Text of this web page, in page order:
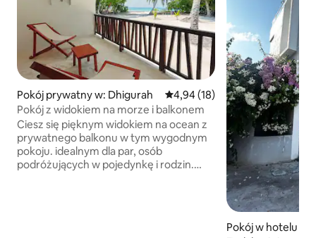
Pokój prywatny w: Dhigurah Średnia ocena: 4,94 na 5,
4,94 (18)
Pokój z widokiem na morze i balkonem
Ciesz się pięknym widokiem na ocean z
prywatnego balkonu w tym wygodnym
pokoju. idealnym dla par, osób
podróżujących w pojedynkę i rodzin.
Pokój w hotelu w: